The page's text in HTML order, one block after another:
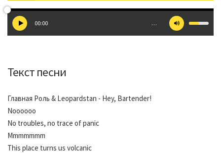
00:00 …
Текст песни
Главная Роль & Leopardstan - Hey, Bartender!
Noooooo
No troubles, no trace of panic
Mmmmmmm
This place turns us volcanic